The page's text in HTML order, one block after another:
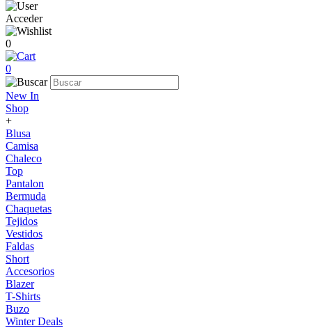
Acceder
0
0
New In
Shop
+
Blusa
Camisa
Chaleco
Top
Pantalon
Bermuda
Chaquetas
Tejidos
Vestidos
Faldas
Short
Accesorios
Blazer
T-Shirts
Buzo
Winter Deals